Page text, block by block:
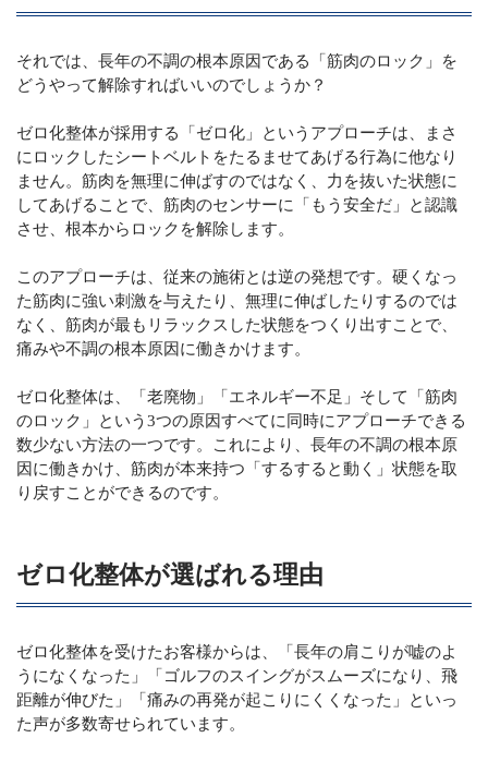
それでは、長年の不調の根本原因である「筋肉のロック」を
どうやって解除すればいいのでしょうか？
ゼロ化整体が採用する「ゼロ化」というアプローチは、まさ
にロックしたシートベルトをたるませてあげる行為に他なり
ません。筋肉を無理に伸ばすのではなく、力を抜いた状態に
してあげることで、筋肉のセンサーに「もう安全だ」と認識
させ、根本からロックを解除します。
このアプローチは、従来の施術とは逆の発想です。硬くなっ
た筋肉に強い刺激を与えたり、無理に伸ばしたりするのでは
なく、筋肉が最もリラックスした状態をつくり出すことで、
痛みや不調の根本原因に働きかけます。
ゼロ化整体は、「老廃物」「エネルギー不足」そして「筋肉
のロック」という3つの原因すべてに同時にアプローチできる
数少ない方法の一つです。これにより、長年の不調の根本原
因に働きかけ、筋肉が本来持つ「するすると動く」状態を取
り戻すことができるのです。
ゼロ化整体が選ばれる理由
ゼロ化整体を受けたお客様からは、「長年の肩こりが嘘のよ
うになくなった」「ゴルフのスイングがスムーズになり、飛
距離が伸びた」「痛みの再発が起こりにくくなった」といっ
た声が多数寄せられています。